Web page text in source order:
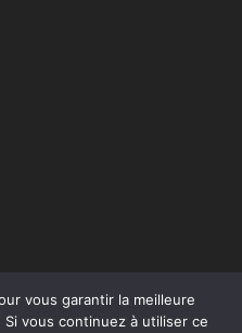
vous garantir la meilleure
vous continuez à utiliser ce